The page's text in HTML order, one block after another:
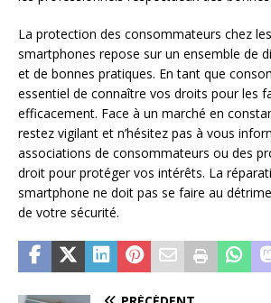
La protection des consommateurs chez
smartphones repose sur un ensemble de
et de bonnes pratiques. En tant que
essentiel de connaître vos droits pour les
efficacement. Face à un marché en
restez vigilant et n’hésitez pas à vous
associations de consommateurs ou des
droit pour protéger vos intérêts. La
smartphone ne doit pas se faire au
de votre sécurité.